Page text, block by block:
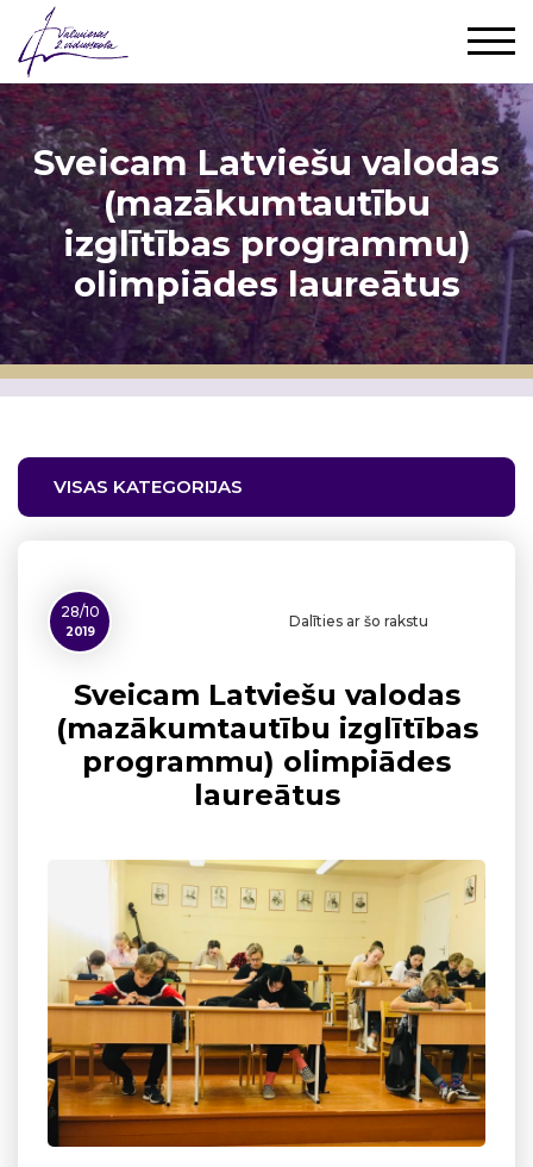
Sveicam Latviešu valodas
(mazākumtautību
izglītības programmu)
olimpiādes laureātus
VISAS KATEGORIJAS
28/10
2019
Dalīties ar šo rakstu
Sveicam Latviešu valodas
(mazākumtautību izglītības
programmu) olimpiādes
laureātus